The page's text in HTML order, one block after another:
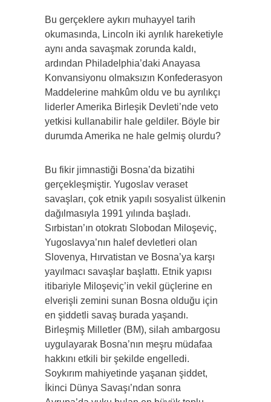
Bu gerçeklere aykırı muhayyel tarih
okumasında, Lincoln iki ayrılık hareketiyle
aynı anda savaşmak zorunda kaldı,
ardından Philadelphia’daki Anayasa
Konvansiyonu olmaksızın Konfederasyon
Maddelerine mahkûm oldu ve bu ayrılıkçı
liderler Amerika Birleşik Devleti’nde veto
yetkisi kullanabilir hale geldiler. Böyle bir
durumda Amerika ne hale gelmiş olurdu?
Bu fikir jimnastiği Bosna’da bizatihi
gerçekleşmiştir. Yugoslav veraset
savaşları, çok etnik yapılı sosyalist ülkenin
dağılmasıyla 1991 yılında başladı.
Sırbistan’ın otokratı Slobodan Miloşeviç,
Yugoslavya’nın halef devletleri olan
Slovenya, Hırvatistan ve Bosna’ya karşı
yayılmacı savaşlar başlattı. Etnik yapısı
itibariyle Miloşeviç’in vekil güçlerine en
elverişli zemini sunan Bosna olduğu için
en şiddetli savaş burada yaşandı.
Birleşmiş Milletler (BM), silah ambargosu
uygulayarak Bosna’nın meşru müdafaa
hakkını etkili bir şekilde engelledi.
Soykırım mahiyetinde yaşanan şiddet,
İkinci Dünya Savaşı’ndan sonra